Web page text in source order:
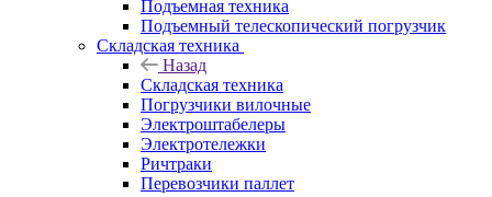
Подъемная техника
Подъемный телескопический погрузчик
Складская техника
Назад
Складская техника
Погрузчики вилочные
Электроштабелеры
Электротележки
Ричтраки
Перевозчики паллет